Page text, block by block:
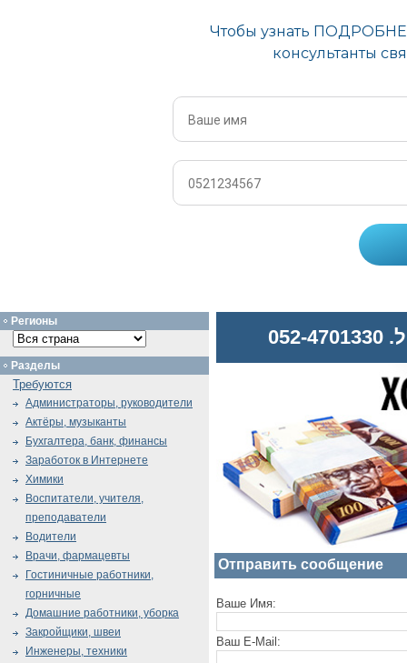
Отправить сообщение
Ваше Имя:
Ваш E-Mail:
Регионы
Разделы
Требуются
Администраторы, руководители
Актёры, музыканты
Бухгалтера, банк, финансы
Заработок в Интернете
Химики
Воспитатели, учителя,
преподаватели
Водители
Врачи, фармацевты
Гостиничные работники,
горничные
Домашние работники, уборка
Закройщики, швеи
Инженеры, техники